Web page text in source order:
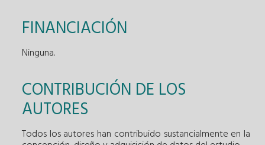
FINANCIACIÓN
Ninguna.
CONTRIBUCIÓN DE LOS
AUTORES
Todos los autores han contribuido sustancialmente en la